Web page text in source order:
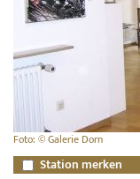
Foto: © Galerie Dorn
Station merken